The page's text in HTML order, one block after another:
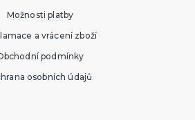
Možnosti platby
a vrácení zboží
podmínky
osobních údajů